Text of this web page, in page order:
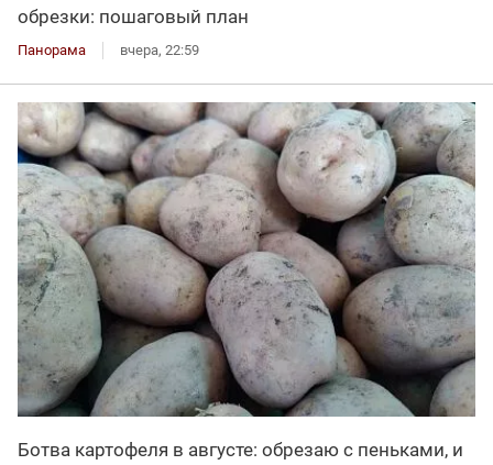
обрезки: пошаговый план
Панорама вчера, 22:59
Ботва картофеля в августе: обрезаю с пеньками, и